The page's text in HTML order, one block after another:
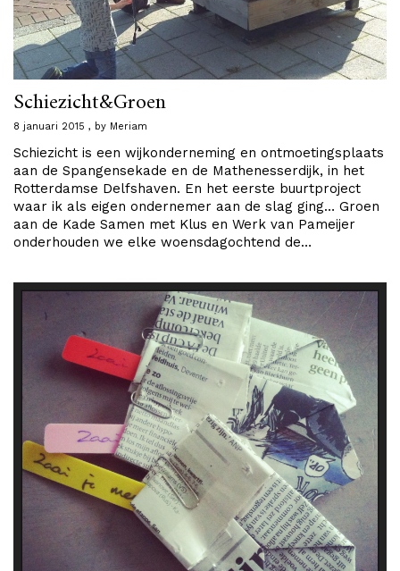
Schiezicht&Groen
8 januari 2015 by Meriam
Schiezicht is een wijkonderneming en ontmoetingsplaats
aan de Spangensekade en de Mathenesserdijk, in het
Rotterdamse Delfshaven. En het eerste buurtproject
waar ik als eigen ondernemer aan de slag ging… Groen
aan de Kade Samen met Klus en Werk van Pameijer
onderhouden we elke woensdagochtend de…